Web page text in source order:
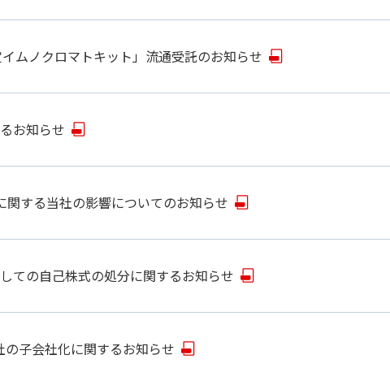
ムノクロマトキット」流通受託のお知らせ
お知らせ
関する当社の影響についてのお知らせ
ての自己株式の処分に関するお知らせ
子会社化に関するお知らせ